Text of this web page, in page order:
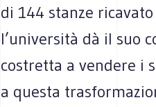
di 144 stanze
l’università dà il suo
costretta a vendere i
a questa